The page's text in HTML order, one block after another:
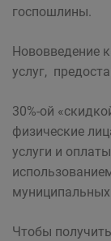
госпошлины.
Нововведение
услуг,
30%-ой
физические
услуги и
Чтобы